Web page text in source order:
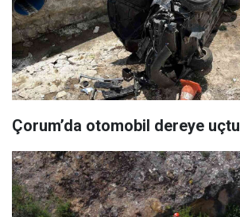
Çorum’da otomobil dereye uçtu